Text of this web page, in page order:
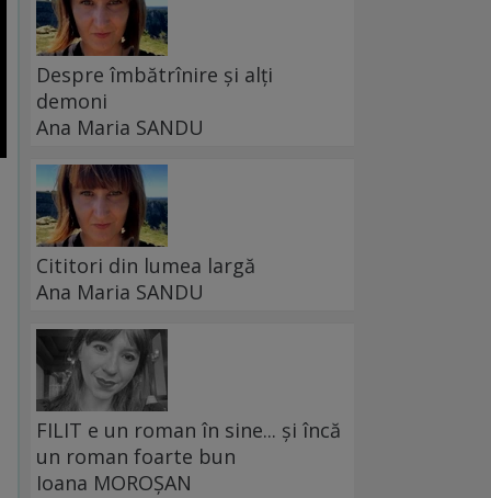
Despre îmbătrînire și alți
demoni
Ana Maria SANDU
Cititori din lumea largă
Ana Maria SANDU
FILIT e un roman în sine... și încă
un roman foarte bun
Ioana MOROȘAN